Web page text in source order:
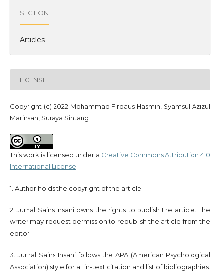
SECTION
Articles
LICENSE
Copyright (c) 2022 Mohammad Firdaus Hasmin, Syamsul Azizul
Marinsah, Suraya Sintang
This work is licensed under a Creative Commons Attribution 4.0
International License
1. Author holds the copyright of the article.
2. Jurnal Sains Insani owns the rights to publish the article. The
writer may request permission to republish the article from the
editor.
3. Jurnal Sains Insani follows the APA (American Psychological
Association) style for all in-text citation and list of bibliographies.